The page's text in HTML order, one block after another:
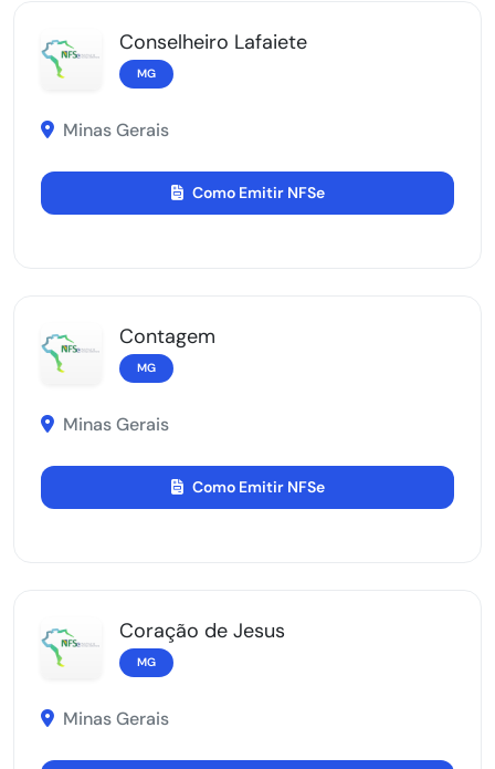
Conselheiro Lafaiete
MG
Minas Gerais
Como Emitir NFSe
Contagem
MG
Minas Gerais
Como Emitir NFSe
Coração de Jesus
MG
Minas Gerais